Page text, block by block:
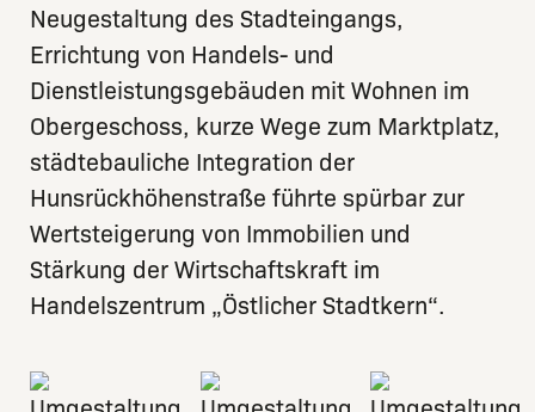
Neugestaltung des Stadteingangs,
Errichtung von Handels- und
Dienstleistungsgebäuden mit Wohnen im
Obergeschoss, kurze Wege zum Marktplatz,
städtebauliche Integration der
Hunsrückhöhenstraße führte spürbar zur
Wertsteigerung von Immobilien und
Stärkung der Wirtschaftskraft im
Handelszentrum „Östlicher Stadtkern“.